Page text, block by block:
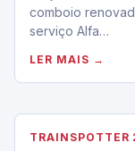
comboio
serviço Alfa…
LER MAIS →
TRAINSPOTTER